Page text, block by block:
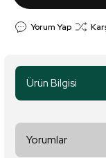
Yorum Yap
Ürün Bilgisi
Yorumlar